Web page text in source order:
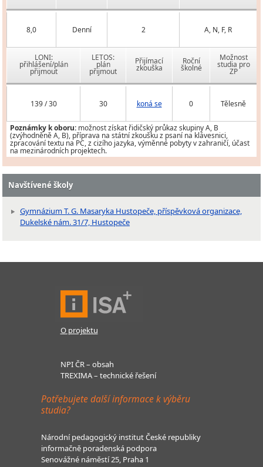
8,0 Denní 2 A, N, F, R
LONI:
přihlášení/plán
přijmout
LETOS:
plán
přijmout
Přijímací
zkouška
Roční
školné
Možnost
studia pro
ZP
139 / 30 30 koná se 0 Tělesně
Poznámky k oboru: možnost získat řidičský průkaz skupiny A, B
(zvýhodněně A, B), příprava na státní zkoušku z psaní na klávesnici,
zpracování textu na PC, z cizího jazyka, výměnné pobyty v zahraničí, účast
na mezinárodních projektech.
Navštívené školy
Gymnázium T. G. Masaryka Hustopeče, příspěvková organizace,
Dukelské nám. 31/7, Hustopeče
O projektu
NPI ČR – obsah
TREXIMA – technické řešení
Potřebujete další informace k výběru
studia?
Národní pedagogický institut České republiky
informačně poradenská podpora
Senovážné náměstí 25, Praha 1